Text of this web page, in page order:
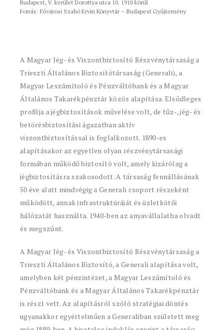
Budapest, V. kerület Dorottya utca 10. 1910 körül
Forrás: Fővárosi Szabó Ervin Könyvtár – Budapest Gyűjtemény
A Magyar Jég- és Viszontbiztosító Részvénytársaság a
Trieszti Általános Biztosítótársaság (Generali), a
Magyar Leszámítoló és Pénzváltóbank és a Magyar
Általános Takarékpénztár közös alapítása. Elsődleges
profilja a jégbiztosítások művelése volt, de tűz-, jég- és
betörésbiztosítási ágazatban aktív
viszontbiztosítással is foglalkozott. 1890-es
alapításakor az egyetlen olyan részvénytársasági
formában működő biztosító volt, amely kizárólag a
jégbiztosításra szakosodott. A társaság fennállásának
50 éve alatt mindvégig a Generali csoport részeként
működött, annak infrastruktúráját és üzletkötői
hálózatát használta. 1940-ben az anyavállalatba olvadt
és megszűnt.
A Magyar Jég- és Viszontbiztosító Részvénytársaság a
Trieszti Általános Biztosító, a Generali alapítása volt,
amelyben két pénzintézet, a Magyar Leszámítoló és
Pénzváltóbank és a Magyar Általános Takarékpénztár
is részt vett. Az alapításról szóló stratégiai döntés
ugyanakkor egyértelműen a Generaliban született meg